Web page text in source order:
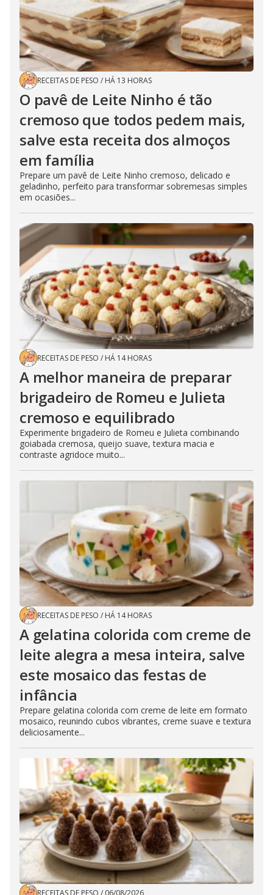
RECEITAS DE PESO / HÁ 13 HORAS
O pavê de Leite Ninho é tão
cremoso que todos pedem mais,
salve esta receita dos almoços
em família
Prepare um pavê de Leite Ninho cremoso, delicado e
geladinho, perfeito para transformar sobremesas simples
em ocasiões...
RECEITAS DE PESO / HÁ 14 HORAS
A melhor maneira de preparar
brigadeiro de Romeu e Julieta
cremoso e equilibrado
Experimente brigadeiro de Romeu e Julieta combinando
goiabada cremosa, queijo suave, textura macia e
contraste agridoce muito...
RECEITAS DE PESO / HÁ 14 HORAS
A gelatina colorida com creme de
leite alegra a mesa inteira, salve
este mosaico das festas de
infância
Prepare gelatina colorida com creme de leite em formato
mosaico, reunindo cubos vibrantes, creme suave e textura
deliciosamente...
RECEITAS DE PESO / 06/08/2026